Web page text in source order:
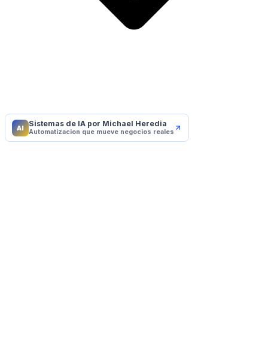
AI Sistemas de IA por Michael Heredia
Automatizacion que mueve negocios reales